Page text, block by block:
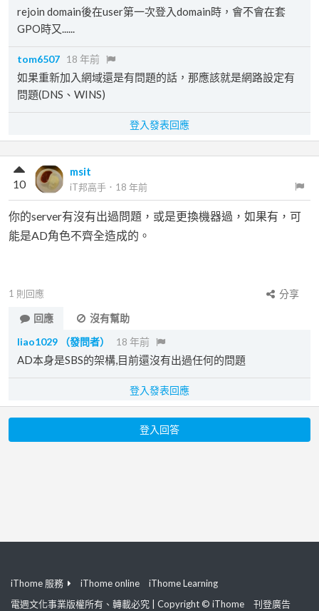
rejoin domain後在user第一次登入domain時，會不會在套
GPO時又......
tom6507 18 年前
如果重新加入網域還是有問題的話，那應該就是網路設定有
問題(DNS、WINS)
登入發表回應
msit
iT邦高手 ． 18 年前
10
你的server有沒有出過問題，或是更換機器過，如果有，可
能是AD角色不齊全造成的。
1 則回應
分享
回應
沒有幫助
liao1029
（發問者） 18 年前
AD本身是SBS的架構,目前還沒有出過任何的問題
登入發表回應
登入回答
iThome 服務 iThome online
iThome Learning
電週文化事業版權所有、轉載必究 | Copyright © iThome
刊登廣告